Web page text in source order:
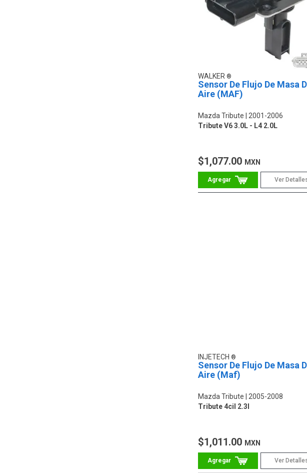
WALKER
Sensor De Flujo De Masa
Aire (MAF)
Mazda Tribute
2001-2006
Tribute V6 3.0L - L4 2.0L
$1,077.00 MXN
Ver
INJETECH
Sensor De Flujo De Masa
Aire (Maf)
Mazda Tribute
2005-2008
Tribute 4cil 2.3l
$1,011.00 MXN
Ver